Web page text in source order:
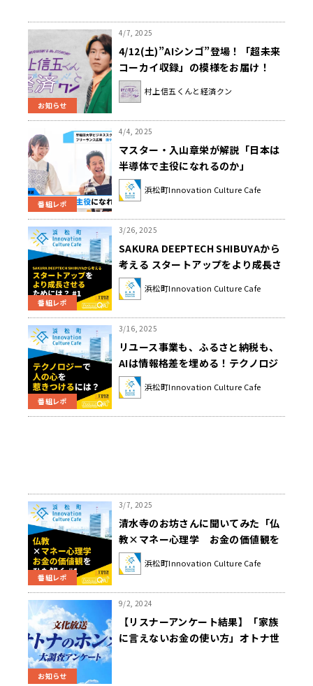
お知らせ
4/7, 2025
4/12(土)”AIシンゴ”登場！「超未来
コーカイ収録」の模様をお届け！
『村上信五くんと経済クン』
村上信五くんと経済クン
番組レポ
4/4, 2025
マスター・入山章栄が解説「日本は
半導体で主役になれるのか」
浜松町Innovation Culture Cafe
番組レポ
3/26, 2025
SAKURA DEEPTECH SHIBUYAから
考える スタートアップをより成長さ
せるためには？
浜松町Innovation Culture Cafe
番組レポ
3/16, 2025
リユース事業も、ふるさと納税も、
AIは情報格差を埋める！テクノロジ
ーで人の心を惹きつけるには？
浜松町Innovation Culture Cafe
番組レポ
3/7, 2025
清水寺のお坊さんに聞いてみた「仏
教×マネー心理学 お金の価値観を
ひも解く」
浜松町Innovation Culture Cafe
お知らせ
9/2, 2024
【リスナーアンケート結果】「家族
に言えないお金の使い方」オトナ世